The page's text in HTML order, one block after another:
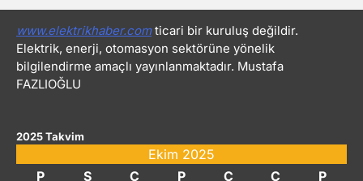
www.elektrikhaber.comticari bir kuruluş değildir.
Elektrik, enerji, otomasyon sektörüne yönelik
bilgilendirme amaçlı yayınlanmaktadır. Mustafa
FAZLIOĞLU
2025 Takvim
Ekim 2025
P
S Ç P C C
P